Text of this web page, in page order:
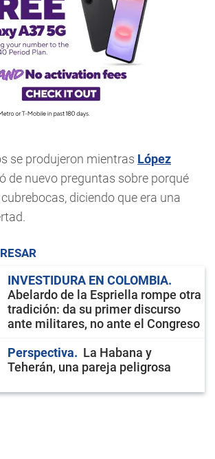
se produjeron mientras López
de nuevo preguntas sobre porqué
diciendo que era una
INVESTIDURA EN COLOMBIA
Abelardo de la Espriella rompe otra
tradición: da su primer discurso
ante militares, no ante el Congreso
Perspectiva
La Habana y
Teherán, una pareja peligrosa